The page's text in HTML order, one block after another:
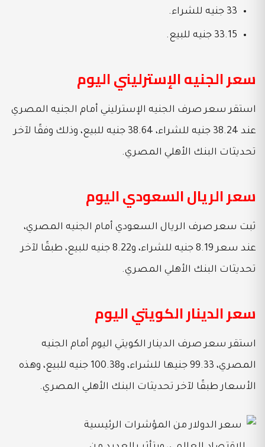
33 جنيه للشراء.
33.15 جنيه للبيع.
سعر الجنيه الإسترليني اليوم
استقر سعر صرف الجنيه الإسترليني أمام الجنيه المصري
عند 38.24 جنيه للشراء، 38.64 جنيه للبيع، وذلك وفقًا لآخر
تحديثات البنك الأهلي المصري.
سعر الريال السعودي اليوم
ثبت سعر صرف الريال السعودي أمام الجنيه المصري،
عند سعر 8.19 جنيه للشراء، و8.22 جنيه للبيع، طبقًا لآخر
تحديثات البنك الأهلي المصري.
سعر الدينار الكويتي اليوم
استقر سعر صرف الدينار الكويتي اليوم أمام الجنيه
المصري، 99.33 جنيها للشراء، و100.38 جنيه للبيع، وهذه
الأسعار طبقًا لآخر تحديثات البنك الأهلي المصري.